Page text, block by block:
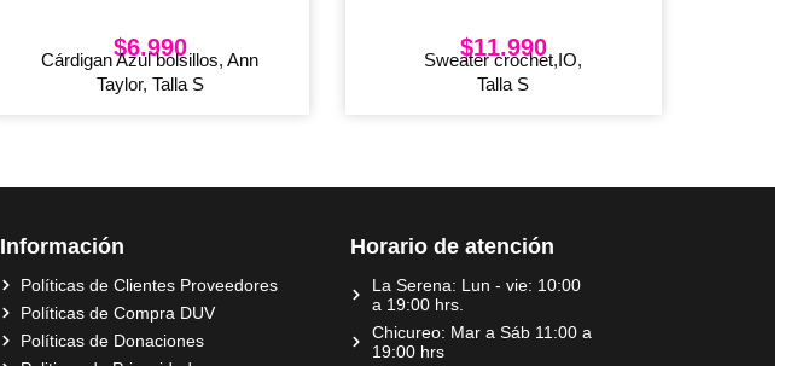
$6.990
Cárdigan Azul bolsillos, Ann
Taylor, Talla S
$11.990
Sweater crochet,IO,
Talla S
Información
Políticas de Clientes Proveedores
Políticas de Compra DUV
Políticas de Donaciones
Horario de atención
La Serena: Lun - vie: 10:00
a 19:00 hrs.
Chicureo: Mar a Sáb 11:00 a
19:00 hrs